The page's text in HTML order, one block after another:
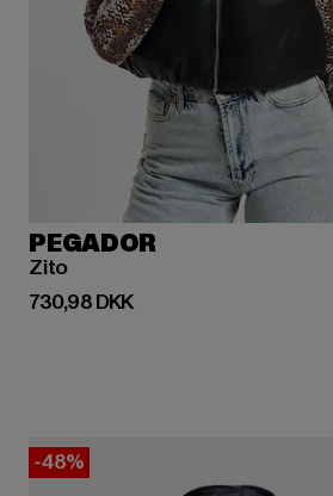
PEGADOR
Zito
730,98 DKK
Nuværende pris: 730,98 DKK
-48%